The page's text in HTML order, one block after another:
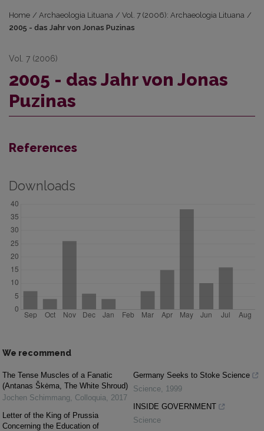
Home / Archaeologia Lituana / Vol. 7 (2006): Archaeologia Lituana /
2005 - das Jahr von Jonas Puzinas
Vol. 7 (2006)
2005 - das Jahr von Jonas
Puzinas
References
Downloads
We recommend
The Tense Muscles of a Fanatic
(Antanas Škėma, The White Shroud)
Jochen Schimmang, Colloquia, 2017
Letter of the King of Prussia
Concerning the Education of
Germany Seeks to Stoke Science
Science, 1999
INSIDE GOVERNMENT
Science